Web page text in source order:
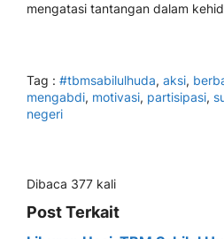
mengatasi tantangan dalam
Tag : #tbmsabilulhuda, aksi,
mengabdi, motivasi, partisipasi,
negeri
Dibaca 377 kali
Post Terkait